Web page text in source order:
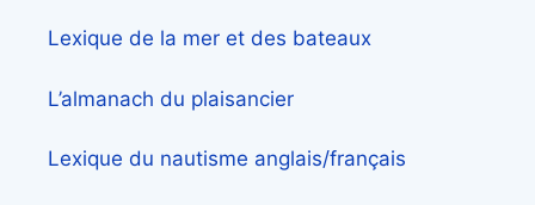
Lexique de la mer et des bateaux
L’almanach du plaisancier
Lexique du nautisme anglais/français